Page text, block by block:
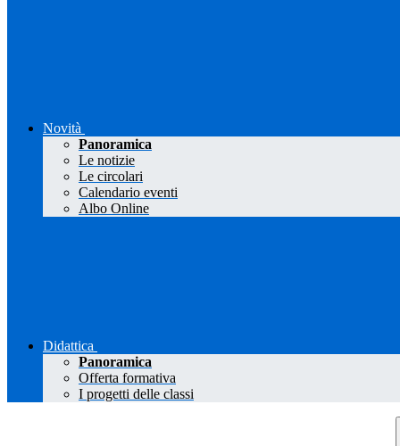
Novità
Panoramica
Le notizie
Le circolari
Calendario eventi
Albo Online
Didattica
Panoramica
Offerta formativa
I progetti delle classi